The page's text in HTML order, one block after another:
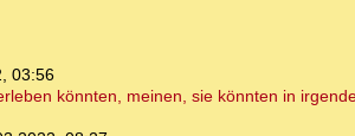
03:56
könnten, meinen, sie könnten in